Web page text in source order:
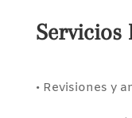
Servicios
• Revisiones y